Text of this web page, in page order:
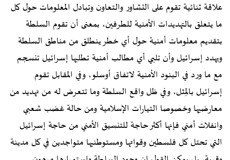
علاقة ثنائية تقوم على التشاور والتعاون وتبادل المعلومات حول كل
ما يتعلق بالتهديدات الأمنية للطرفين، بمعنى أن تقوم السلطة
بتقديم معلومات أمنية حول أي خطر ينطلق من مناطق السلطة
ويهدد إسرائيل وأن تلبي أي مطالب أمنية تطلبها إسرائيل تنسجم
مع ما ورد في البنود الأمنية لاتفاق أوسلو، وفي المقابل تقوم
إسرائيل بالمِثل، وفي ظل واقع السلطة وما تتعرض له من تهديد من
معارضيها وخصوصا التيارات الإسلامية ومن حالة غضب شعبي
وانفلات أمني فإنها أكثر حاجة للتنسيق الأمني من حاجة إسرائيل
التي تحتل كل فلسطين وقواتها ومستوطنيها متواجدين في كل مدينة